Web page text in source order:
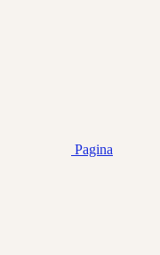
Pagina